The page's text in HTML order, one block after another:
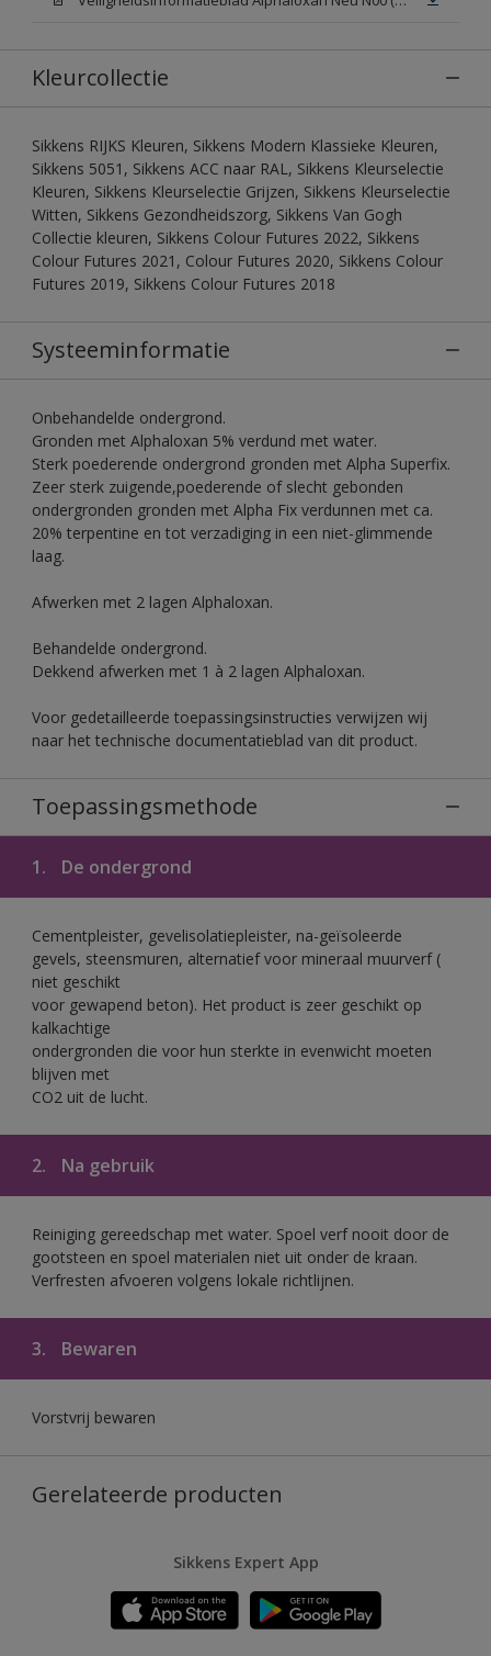
Kleurcollectie
Sikkens RIJKS Kleuren, Sikkens Modern Klassieke Kleuren,
Sikkens 5051, Sikkens ACC naar RAL, Sikkens Kleurselectie
Kleuren, Sikkens Kleurselectie Grijzen, Sikkens Kleurselectie
Witten, Sikkens Gezondheidszorg, Sikkens Van Gogh
Collectie kleuren, Sikkens Colour Futures 2022, Sikkens
Colour Futures 2021, Colour Futures 2020, Sikkens Colour
Futures 2019, Sikkens Colour Futures 2018
Systeeminformatie
Onbehandelde ondergrond.
Gronden met Alphaloxan 5% verdund met water.
Sterk poederende ondergrond gronden met Alpha Superfix.
Zeer sterk zuigende,poederende of slecht gebonden
ondergronden gronden met Alpha Fix verdunnen met ca.
20% terpentine en tot verzadiging in een niet-glimmende
laag.
Afwerken met 2 lagen Alphaloxan.
Behandelde ondergrond.
Dekkend afwerken met 1 à 2 lagen Alphaloxan.
Voor gedetailleerde toepassingsinstructies verwijzen wij
naar het technische documentatieblad van dit product.
Toepassingsmethode
1. De ondergrond
Cementpleister, gevelisolatiepleister, na-geïsoleerde
gevels, steensmuren, alternatief voor mineraal muurverf (
niet geschikt
voor gewapend beton). Het product is zeer geschikt op
kalkachtige
ondergronden die voor hun sterkte in evenwicht moeten
blijven met
CO2 uit de lucht.
2. Na gebruik
Reiniging gereedschap met water. Spoel verf nooit door de
gootsteen en spoel materialen niet uit onder de kraan.
Verfresten afvoeren volgens lokale richtlijnen.
3. Bewaren
Vorstvrij bewaren
Gerelateerde producten
Sikkens Expert App